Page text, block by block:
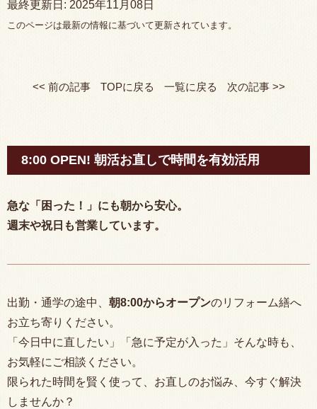
最終更新日: 2025年11月08日
このページは最新の情報に基づいて更新されています。
<< 前の記事 TOPに戻る 一覧に戻る 次の記事 >>
8:00 OPEN! 朝活お直しで時間を有効活用
急な「困った！」にも朝から安心。
週末や祝日も営業しています。
出勤・通学の途中、 朝8:00からオープンのリフォーム繕へ
お立ち寄りください。
「今日中に直したい」「急に予定が入った」そんな時も、
お気軽にご相談ください。
限られた時間を賢く使って、お直しのお悩み、今すぐ解決
しませんか？